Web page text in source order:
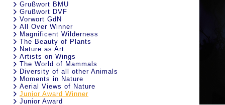
Grußwort BMU
Grußwort DVF
Vorwort GdN
All Over Winner
Magnificent Wilderness
The Beauty of Plants
Nature as Art
Artists on Wings
The World of Mammals
Diversity of all other Animals
Moments in Nature
Aerial Views of Nature
Junior Award Winner
Junior Award